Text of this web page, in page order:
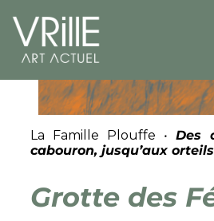
La Famille Plouffe • Des
cabouron, jusqu’aux
Grotte des